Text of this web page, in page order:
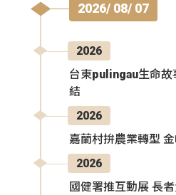
2026/ 08/ 07
2026
台東pulingau生命故
結
2026
嘉蘭村拚農業轉型
2026
國健署推互動展 長